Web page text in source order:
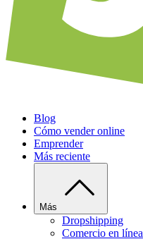
Blog
Cómo vender online
Emprender
Más reciente
Más
Dropshipping
Comercio en línea